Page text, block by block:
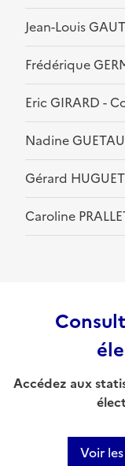
Jean-Louis
Frédérique
Eric GIRARD -
Nadine
Gérard
Caroline
Accédez aux
Voir